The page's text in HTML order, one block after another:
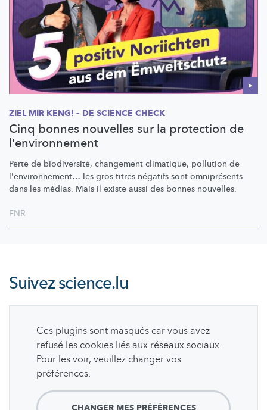
ZIEL MIR KENG! – DE SCIENCE CHECK
Cinq bonnes nouvelles sur la protection de
l'environnement
Perte de biodiversité, changement climatique, pollution de
l'environnement… les gros titres négatifs sont omniprésents
dans les médias. Mais il existe aussi des bonnes nouvelles.
FNR
Suivezscience.lu
Ces plugins sont masqués car vous avez
refusé les cookies liés aux réseaux sociaux.
Pour les voir, veuillez changer vos
préférences.